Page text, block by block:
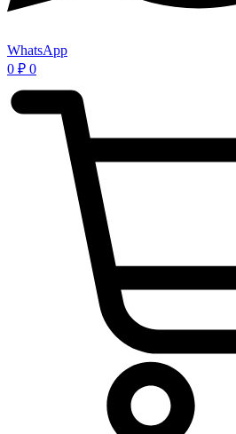
WhatsApp
0 ₽ 0